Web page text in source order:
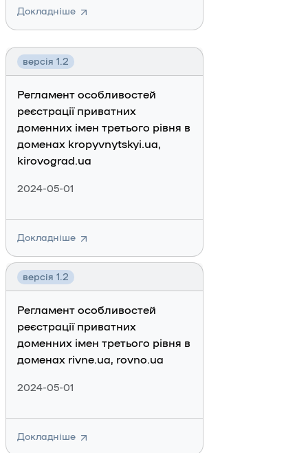
Докладніше
версія 1.2
Регламент особливостей
реєстрації приватних
доменних імен третього рівня в
доменах kropyvnytskyi.ua,
kirovograd.ua
2024-05-01
Докладніше
версія 1.2
Регламент особливостей
реєстрації приватних
доменних імен третього рівня в
доменах rivne.ua, rovno.ua
2024-05-01
Докладніше